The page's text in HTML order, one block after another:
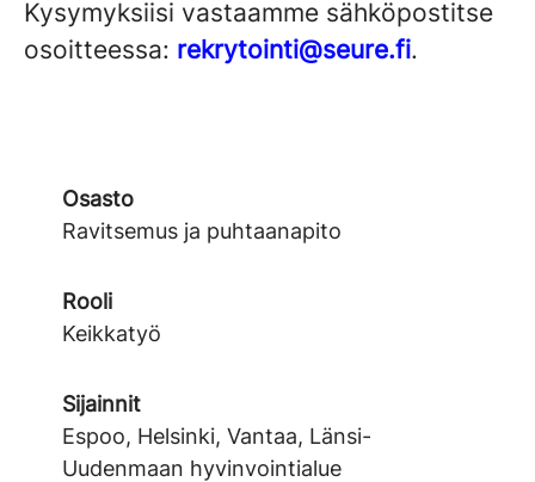
Kysymyksiisi vastaamme sähköpostitse
osoitteessa: rekrytointi@seure.fi.
Osasto
Ravitsemus ja puhtaanapito
Rooli
Keikkatyö
Sijainnit
Espoo, Helsinki, Vantaa, Länsi-
Uudenmaan hyvinvointialue